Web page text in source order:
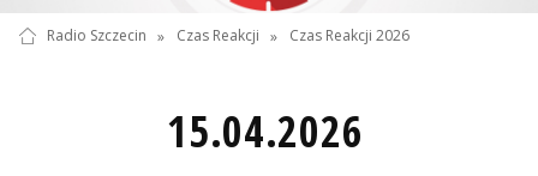
Radio Szczecin » Czas Reakcji » Czas Reakcji 2026
15.04.2026